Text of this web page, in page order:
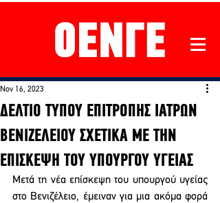
ΔΕΛΤΙΟ ΤΥΠΟΥ ΕΠΙΤΡΟΠΗΣ ΙΑΤΡΩΝ
ΒΕΝΙΖΕΛΕΙΟΥ ΣΧΕΤΙΚΑ ΜΕ ΤΗΝ
ΕΠΙΣΚΕΨΗ ΤΟΥ ΥΠΟΥΡΓΟΥ ΥΓΕΙΑΣ
Nov 16, 2023
Μετά τη νέα επίσκεψη του υπουργού υγείας
στο Βενιζέλειο, έμειναν για μια ακόμα φορά